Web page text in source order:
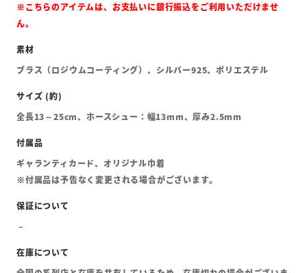
※こちらのアイテムは、お支払いに銀行振込をご利用いただけませ
ん。
ブラス（ロジウムコーティング）、シルバー925、ポリエステル
全長13～25cm、ホースシュー：幅13mm、厚み2.5mm
ギャランティカード、オリジナル巾着
※付属品は予告なく変更される場合がございます。